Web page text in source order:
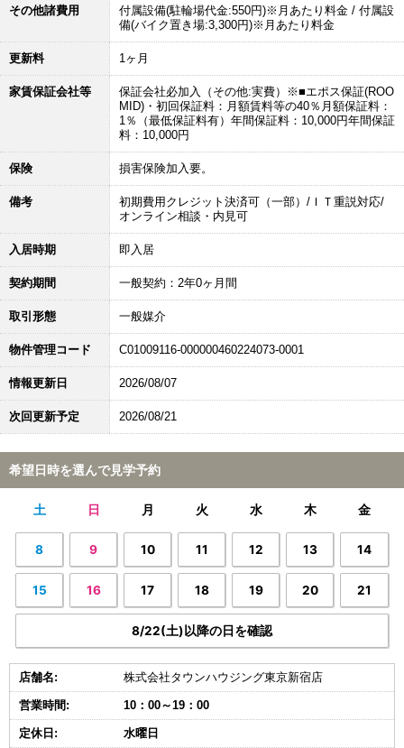
その他諸費用
付属設備(駐輪場代金:550円)※月あたり料金 / 付属設
備(バイク置き場:3,300円)※月あたり料金
更新料 1ヶ月
家賃保証会社等
保証会社必加入（その他:実費）※■エポス保証(ROO
MID)・初回保証料：月額賃料等の40％月額保証料：
1％（最低保証料有）年間保証料：10,000円年間保証
料：10,000円
保険 損害保険加入要。
備考
初期費用クレジット決済可（一部）/ＩＴ重説対応/
オンライン相談・内見可
入居時期 即入居
契約期間 一般契約：2年0ヶ月間
取引形態 一般媒介
物件管理コード C01009116-000000460224073-0001
情報更新日 2026/08/07
次回更新予定 2026/08/21
希望日時を選んで見学予約
土 日 月 火 水 木 金
8 9 10 11 12 13 14
15 16 17 18 19 20 21
8/22(土)以降の日を確認
店舗名: 株式会社タウンハウジング東京新宿店
営業時間: 10：00～19：00
定休日: 水曜日